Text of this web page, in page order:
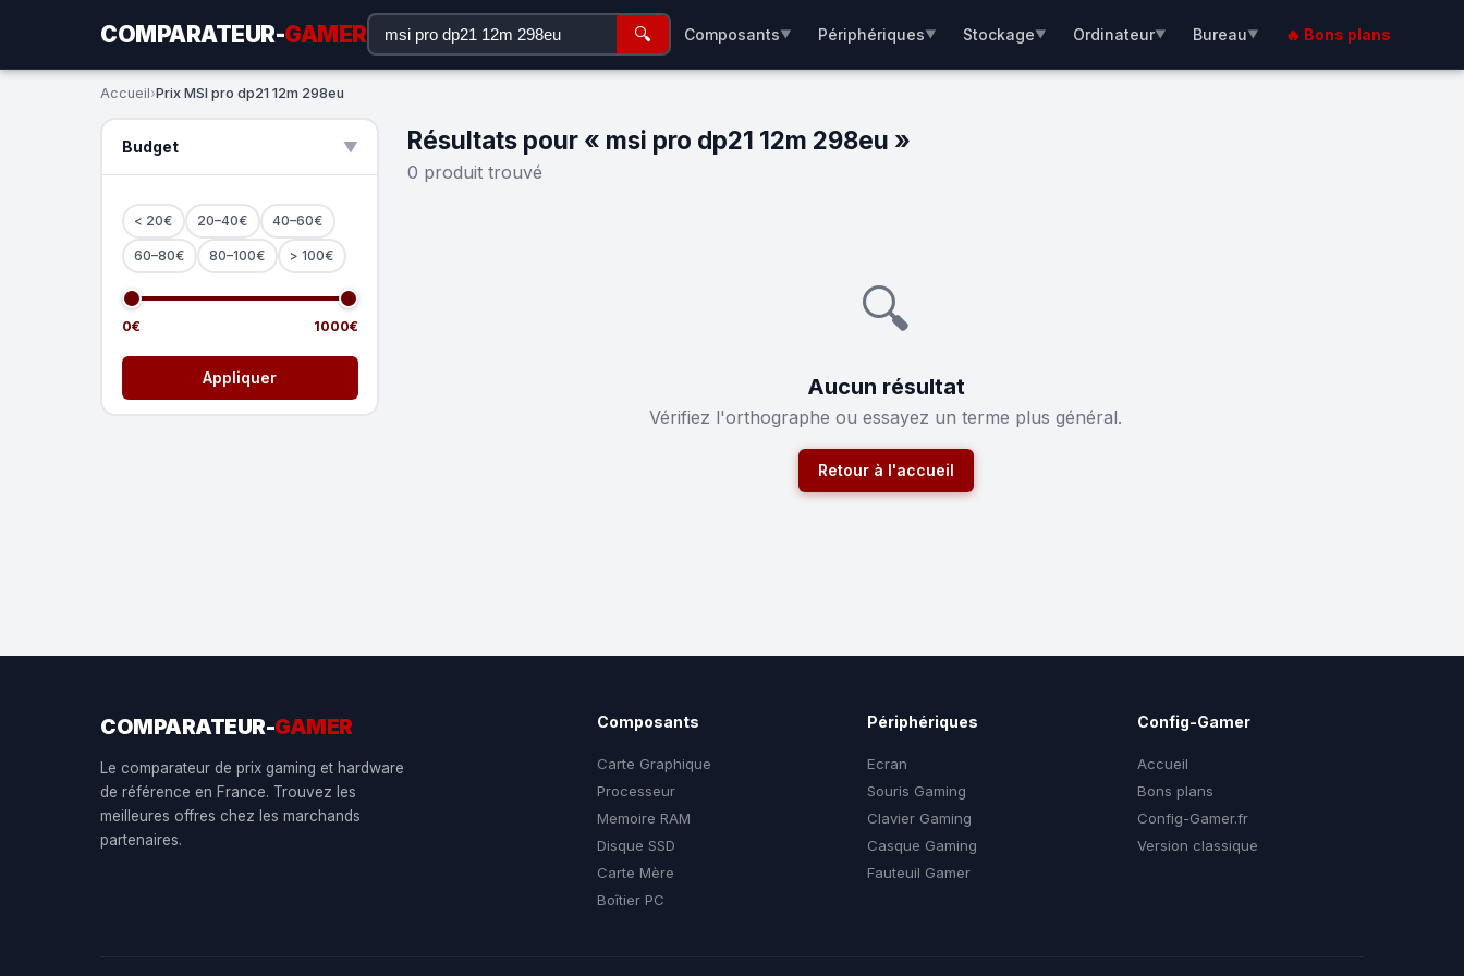
COMPARATEUR-GAMER 🔍 Composants▼ Périphériques▼ Stockage▼ Ordinateur▼ Bureau▼ 🔥 Bons plans
Accueil›Prix MSI pro dp21 12m 298eu
Budget ▲
< 20€ 20–40€ 40–60€
60–80€ 80–100€ > 100€
0€ 1000€
Appliquer
Résultats pour « msi pro dp21 12m 298eu »
0 produit trouvé
🔍
Aucun résultat
Vérifiez l'orthographe ou essayez un terme plus général.
Retour à l'accueil
COMPARATEUR-GAMER
Le comparateur de prix gaming et hardware
de référence en France. Trouvez les
meilleures offres chez les marchands
partenaires.
Composants
Carte Graphique
Processeur
Memoire RAM
Disque SSD
Carte Mère
Boîtier PC
Périphériques
Ecran
Souris Gaming
Clavier Gaming
Casque Gaming
Fauteuil Gamer
Config-Gamer
Accueil
Bons plans
Config-Gamer.fr
Version classique